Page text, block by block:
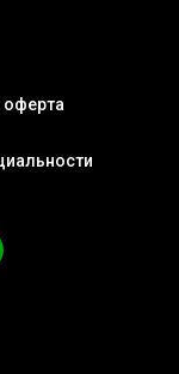
оферта